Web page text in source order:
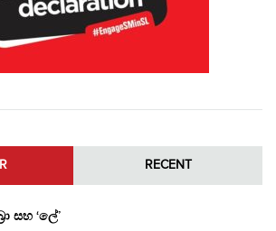
RECENT
සහ ‘ලේ’